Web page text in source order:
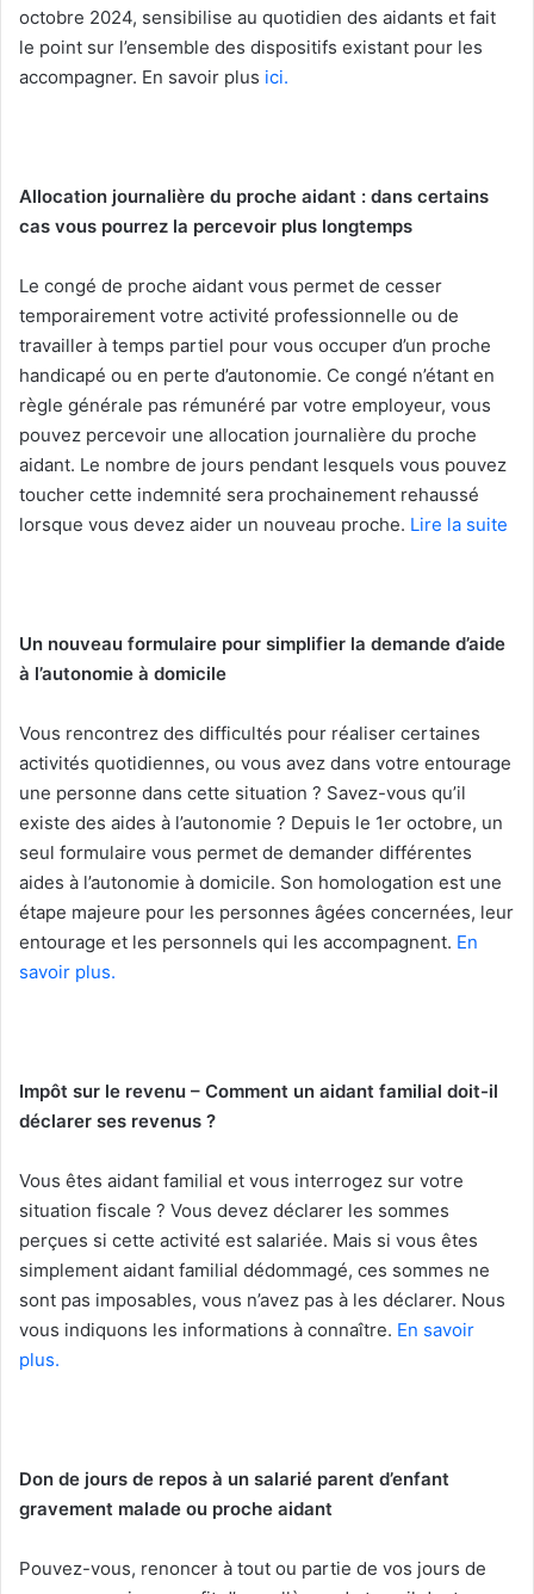
octobre 2024, sensibilise au quotidien des aidants et fait
le point sur l’ensemble des dispositifs existant pour les
accompagner. En savoir plus ici.
Allocation journalière du proche aidant : dans certains
cas vous pourrez la percevoir plus longtemps
Le congé de proche aidant vous permet de cesser
temporairement votre activité professionnelle ou de
travailler à temps partiel pour vous occuper d’un proche
handicapé ou en perte d’autonomie. Ce congé n’étant en
règle générale pas rémunéré par votre employeur, vous
pouvez percevoir une allocation journalière du proche
aidant. Le nombre de jours pendant lesquels vous pouvez
toucher cette indemnité sera prochainement rehaussé
lorsque vous devez aider un nouveau proche. Lire la suite
Un nouveau formulaire pour simplifier la demande d’aide
à l’autonomie à domicile
Vous rencontrez des difficultés pour réaliser certaines
activités quotidiennes, ou vous avez dans votre entourage
une personne dans cette situation ? Savez-vous qu’il
existe des aides à l’autonomie ? Depuis le 1er octobre, un
seul formulaire vous permet de demander différentes
aides à l’autonomie à domicile. Son homologation est une
étape majeure pour les personnes âgées concernées, leur
entourage et les personnels qui les accompagnent. En
savoir plus.
Impôt sur le revenu – Comment un aidant familial doit-il
déclarer ses revenus ?
Vous êtes aidant familial et vous interrogez sur votre
situation fiscale ? Vous devez déclarer les sommes
perçues si cette activité est salariée. Mais si vous êtes
simplement aidant familial dédommagé, ces sommes ne
sont pas imposables, vous n’avez pas à les déclarer. Nous
vous indiquons les informations à connaître. En savoir
plus.
Don de jours de repos à un salarié parent d’enfant
gravement malade ou proche aidant
Pouvez-vous, renoncer à tout ou partie de vos jours de